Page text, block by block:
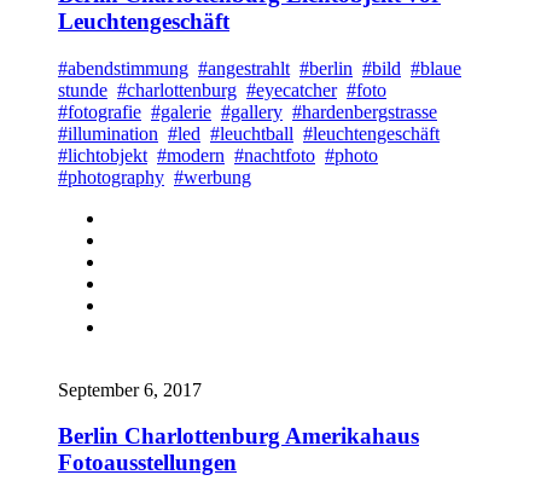
Leuchtengeschäft
#abendstimmung #angestrahlt #berlin #bild #blaue
stunde #charlottenburg #eyecatcher #foto
#fotografie #galerie #gallery #hardenbergstrasse
#illumination #led #leuchtball #leuchtengeschäft
#lichtobjekt #modern #nachtfoto #photo
#photography #werbung
September 6, 2017
Berlin Charlottenburg Amerikahaus
Fotoausstellungen